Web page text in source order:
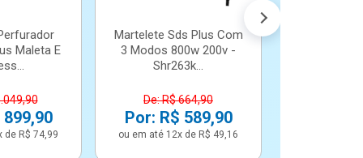
Maleta E
de R$ 74,99
Martelete Sds Plus Com
3 Modos 800w 200v -
Shr263k...
De: R$ 664,90
Por: R$ 589,90
ou em até 12x de R$ 49,16